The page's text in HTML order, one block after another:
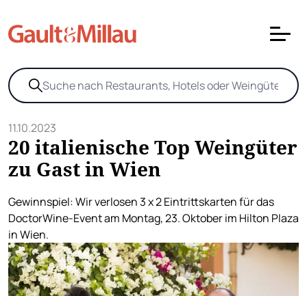
11.10.2023
20 italienische Top Weingüter
zu Gast in Wien
Gewinnspiel: Wir verlosen 3 x 2 Eintrittskarten für das
DoctorWine-Event am Montag, 23. Oktober im Hilton Plaza
in Wien.